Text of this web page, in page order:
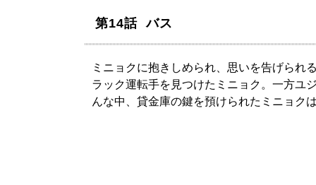
第14話 バス
ミニョクに抱きしめられ、思いを告げられ
ラック運転手を見つけたミニョク。一方ユ
んな中、貸金庫の鍵を預けられたミニョク